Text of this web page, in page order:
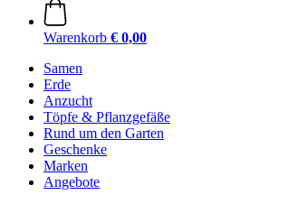
Warenkorb € 0,00
Samen
Erde
Anzucht
Töpfe & Pflanzgefäße
Rund um den Garten
Geschenke
Marken
Angebote